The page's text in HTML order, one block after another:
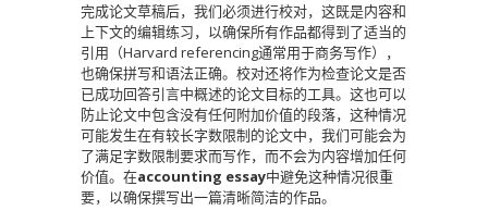
完成论文草稿后，我们必须进行校对，这既是内容和
上下文的编辑练习，以确保所有作品都得到了适当的
引用（Harvard referencing通常用于商务写作），
也确保拼写和语法正确。校对还将作为检查论文是否
已成功回答引言中概述的论文目标的工具。这也可以
防止论文中包含没有任何附加价值的段落，这种情况
可能发生在有较长字数限制的论文中，我们可能会为
了满足字数限制要求而写作，而不会为内容增加任何
价值。在accounting essay中避免这种情况很重
要，以确保撰写出一篇清晰简洁的作品。